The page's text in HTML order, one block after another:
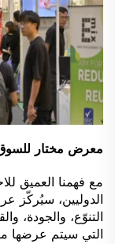
معرض مختار
مع فهمنا العميق
الدوليين، سيُركّز
التنوّع، والجودة،
التي سيتم عرضها